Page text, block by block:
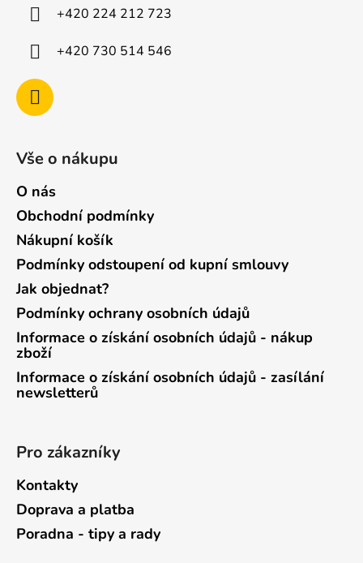
+420 224 212 723
+420 730 514 546
Vše o nákupu
O nás
Obchodní podmínky
Nákupní košík
Podmínky odstoupení od kupní smlouvy
Jak objednat?
Podmínky ochrany osobních údajů
Informace o získání osobních údajů - nákup
zboží
Informace o získání osobních údajů - zasílání
newsletterů
Pro zákazníky
Kontakty
Doprava a platba
Poradna - tipy a rady